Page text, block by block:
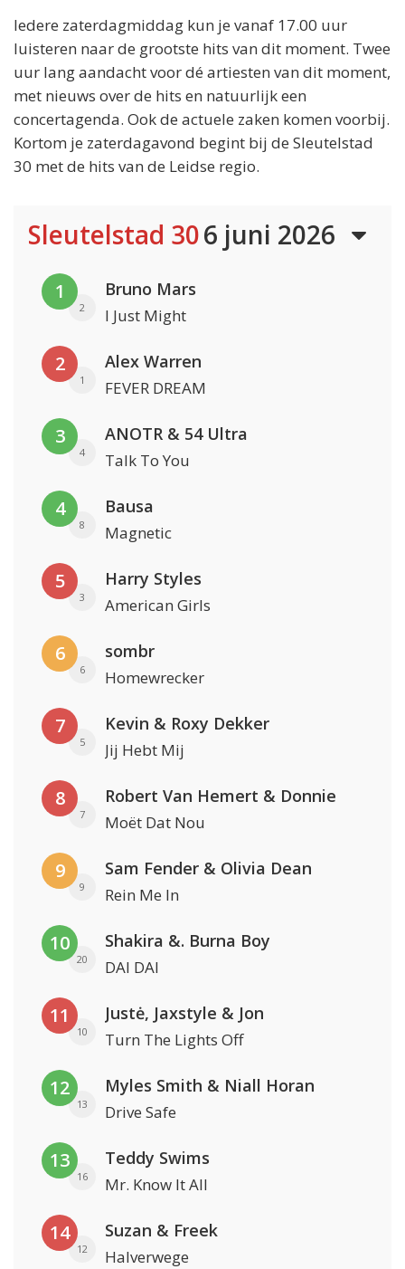
Iedere zaterdagmiddag kun je vanaf 17.00 uur
luisteren naar de grootste hits van dit moment. Twee
uur lang aandacht voor dé artiesten van dit moment,
met nieuws over de hits en natuurlijk een
concertagenda. Ook de actuele zaken komen voorbij.
Kortom je zaterdagavond begint bij de Sleutelstad
30 met de hits van de Leidse regio.
Sleutelstad 306 juni 2026
1
2
Bruno Mars
I Just Might
2
1
Alex Warren
FEVER DREAM
3
4
ANOTR & 54 Ultra
Talk To You
4
8
Bausa
Magnetic
5
3
Harry Styles
American Girls
6
6
sombr
Homewrecker
7
5
Kevin & Roxy Dekker
Jij Hebt Mij
8
7
Robert Van Hemert & Donnie
Moët Dat Nou
9
9
Sam Fender & Olivia Dean
Rein Me In
10
20
Shakira &. Burna Boy
DAI DAI
11
10
Justė, Jaxstyle & Jon
Turn The Lights Off
12
13
Myles Smith & Niall Horan
Drive Safe
13
16
Teddy Swims
Mr. Know It All
14
12
Suzan & Freek
Halverwege